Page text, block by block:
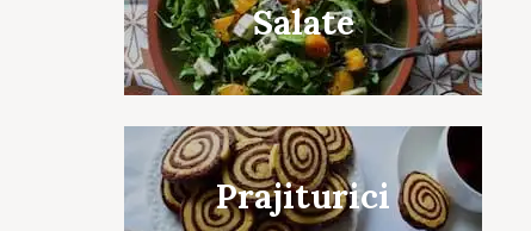
Salate
Prajiturici